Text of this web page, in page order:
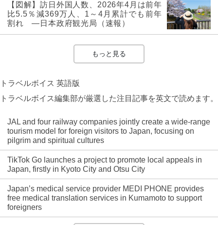
【図解】訪日外国人数、2026年4月は前年
比5.5％減369万人、1～4月累計でも前年
割れ ―日本政府観光局（速報）
もっと見る
トラベルボイス 英語版
トラベルボイス編集部が厳選した注目記事を英文で読めます。
JAL and four railway companies jointly create a wide-range
tourism model for foreign visitors to Japan, focusing on
pilgrim and spiritual cultures
TikTok Go launches a project to promote local appeals in
Japan, firstly in Kyoto City and Otsu City
Japan’s medical service provider MEDI PHONE provides
free medical translation services in Kumamoto to support
foreigners